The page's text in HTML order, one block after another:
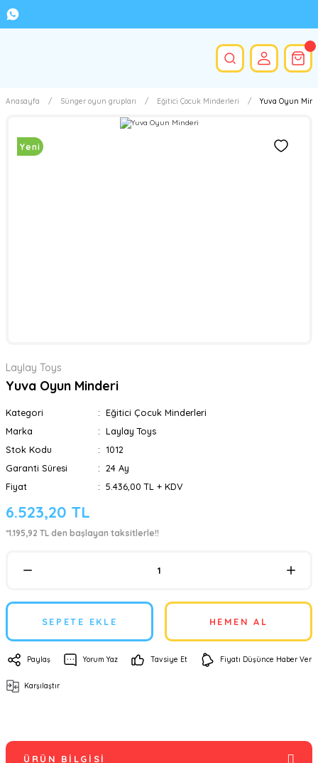
Anasayfa Sünger oyun grupları Eğitici Çocuk Minderleri Yuva Oyun
Yeni
Laylay Toys
Yuva Oyun Minderi
Kategori
Eğitici Çocuk Minderleri
Marka
Laylay Toys
Stok Kodu
1012
Garanti Süresi
24 Ay
Fiyat
5.436,00 TL + KDV
6.523,20 TL
*1.195,92 TL den başlayan taksitlerle!!
SEPETE EKLE HEMEN AL
Paylaş Yorum Yaz Tavsiye Et Fiyatı Düşünce Haber Ver
Karşılaştır
ÜRÜN BILGISI